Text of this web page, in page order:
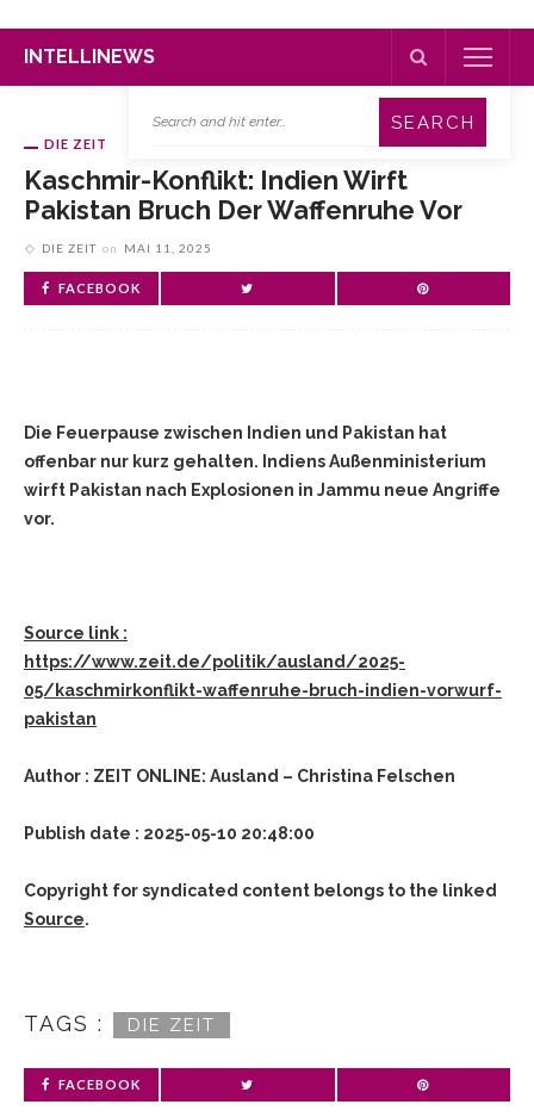
INTELLINEWS
DIE ZEIT
Kaschmir-Konflikt: Indien Wirft
Pakistan Bruch Der Waffenruhe Vor
DIE ZEIT on MAI 11, 2025
FACEBOOK
Die Feuerpause zwischen Indien und Pakistan hat
offenbar nur kurz gehalten. Indiens Außenministerium
wirft Pakistan nach Explosionen in Jammu neue Angriffe
vor.
Source link :
https://www.zeit.de/politik/ausland/2025-
05/kaschmirkonflikt-waffenruhe-bruch-indien-vorwurf-
pakistan
Author : ZEIT ONLINE: Ausland – Christina Felschen
Publish date : 2025-05-10 20:48:00
Copyright for syndicated content belongs to the linked
Source.
TAGS : DIE ZEIT
FACEBOOK